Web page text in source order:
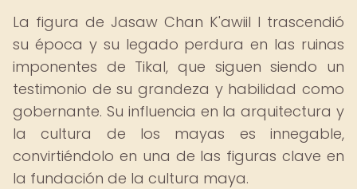
La figura de Jasaw Chan K'awiil I trascendió
su época y su legado perdura en las ruinas
imponentes de Tikal, que siguen siendo un
testimonio de su grandeza y habilidad como
gobernante. Su influencia en la arquitectura y
la cultura de los mayas es innegable,
convirtiéndolo en una de las figuras clave en
la fundación de la cultura maya.